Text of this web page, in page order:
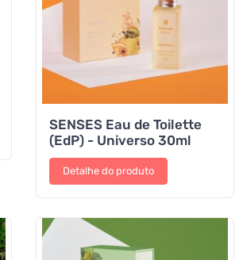
SENSES Eau de Toilette
(EdP) - Universo 30ml
Detalhe do produto